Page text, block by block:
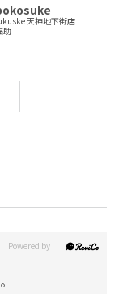
天神地下街店
助